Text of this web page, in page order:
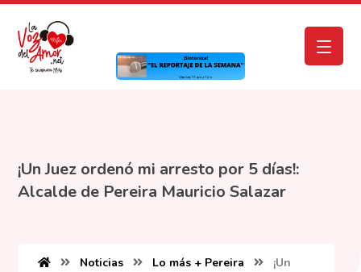
¡Un Juez ordenó mi arresto por 5 días!:
Alcalde de Pereira Mauricio Salazar
Noticias Lo más + Pereira
¡Un